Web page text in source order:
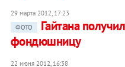
29 марта 2012, 17:23
ФОТО
Гайтана
фондюшницу
22 июня 2012, 16:38